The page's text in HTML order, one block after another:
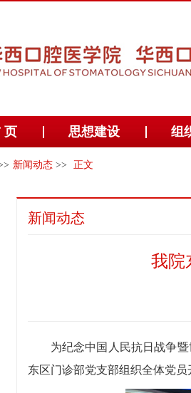
页 思想建设 组
新闻动态 >> 正文
新闻动态
我院
为纪念中国人民抗日战争
东区门诊部党支部组织全体党